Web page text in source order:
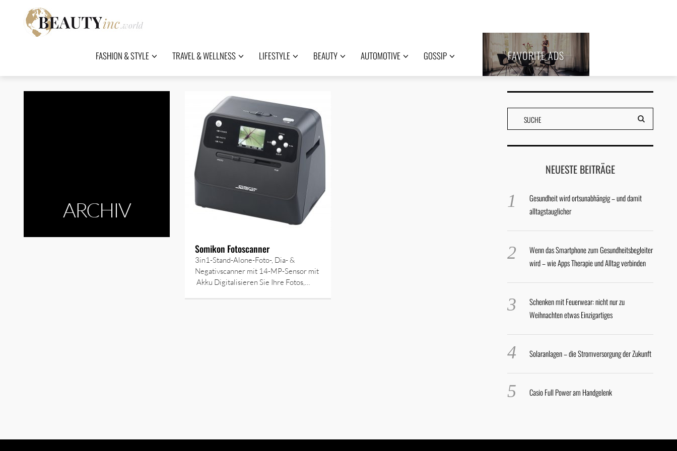
FASHION & STYLE TRAVEL & WELLNESS LIFESTYLE BEAUTY AUTOMOTIVE GOSSIP FAVORITE ADS
ARCHIV
Somikon Fotoscanner
3in1-Stand-Alone-Foto-, Dia- &
Negativscanner mit 14-MP-Sensor mit
Akku Digitalisieren Sie Ihre Fotos,…
NEUESTE BEITRÄGE
Gesundheit wird ortsunabhängig – und damit
alltagstauglicher
Wenn das Smartphone zum Gesundheitsbegleiter
wird – wie Apps Therapie und Alltag verbinden
Schenken mit Feuerwear: nicht nur zu
Weihnachten etwas Einzigartiges
Solaranlagen – die Stromversorgung der Zukunft
Casio Full Power am Handgelenk